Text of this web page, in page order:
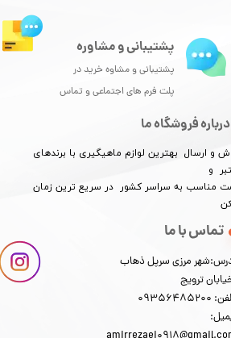
درباره فروشگاه ما
و ارسال بهترین لوازم ماهیگیری با برندهای
و
مناسب به سراسر کشور در سریع ترین زمان
تماس با ما
مرزی سرپل ذهاب
ترویج
پشتیبانی و مشاوره
پشتیبانی و مشاوه خرید در
پلت فرم های اجتماعی و تماس